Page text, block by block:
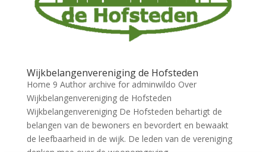
Wijkbelangenvereniging de Hofsteden
Home 9 Author archive for adminwildo Over
Wijkbelangenvereniging de Hofsteden
Wijkbelangenvereniging De Hofsteden behartigt de
belangen van de bewoners en bevordert en bewaakt
de leefbaarheid in de wijk. De leden van de vereniging